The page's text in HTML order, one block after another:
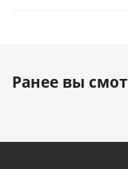
Ранее вы